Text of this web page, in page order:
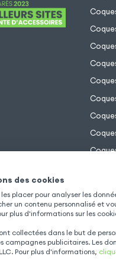
des cookies
les placer pour analyser les
un contenu personnalisé et
plus d'informations sur les
collectées dans le but de
campagnes publicitaires. Les
Pour plus d'informations,